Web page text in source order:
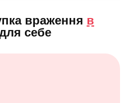
враження в
себе